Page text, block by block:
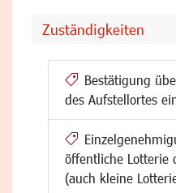
Zuständigkeiten
Bestätigung
des Aufstellortes
öffentliche Lotterie
(auch kleine